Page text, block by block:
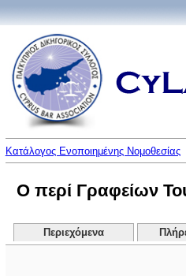
Κατάλογος Ενοποιημένης Νομοθεσίας
Ο περί Γραφείων
Περιεχόμενα